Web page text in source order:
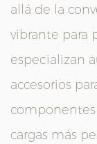
allá de la
vibrante para
especializan
accesorios
cargas más